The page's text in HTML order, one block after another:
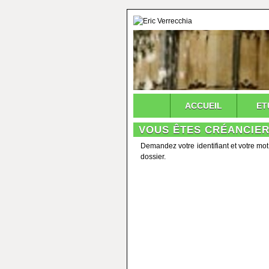
ACCUEIL
VOUS ÊTES
Demandez votre identifiant et votre
dossier.